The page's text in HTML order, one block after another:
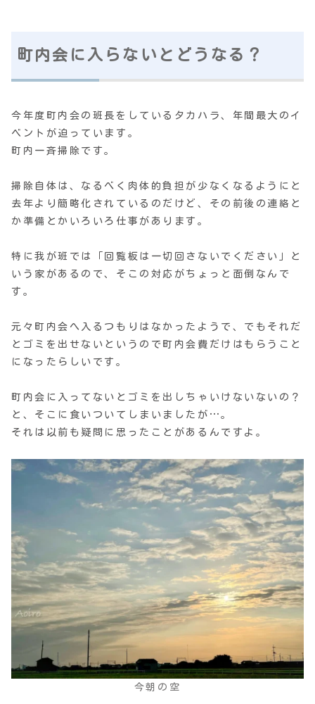
町内会に入らないとどうなる？
今年度町内会の班長をしているタカハラ、年間最大のイ
ベントが迫っています。
町内一斉掃除です。
掃除自体は、なるべく肉体的負担が少なくなるようにと
去年より簡略化されているのだけど、その前後の連絡と
か準備とかいろいろ仕事があります。
特に我が班では「回覧板は一切回さないでください」と
いう家があるので、そこの対応がちょっと面倒なんで
す。
元々町内会へ入るつもりはなかったようで、でもそれだ
とゴミを出せないというので町内会費だけはもらうこと
になったらしいです。
町内会に入ってないとゴミを出しちゃいけないないの？
と、そこに食いついてしまいましたが…。
それは以前も疑問に思ったことがあるんですよ。
今朝の空